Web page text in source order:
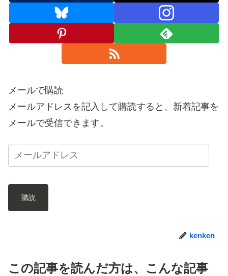
メールで購読
メールアドレスを記入して購読すると、新着記事を
メールで受信できます。
購読
kenken
この記事を読んだ方は、こんな記事